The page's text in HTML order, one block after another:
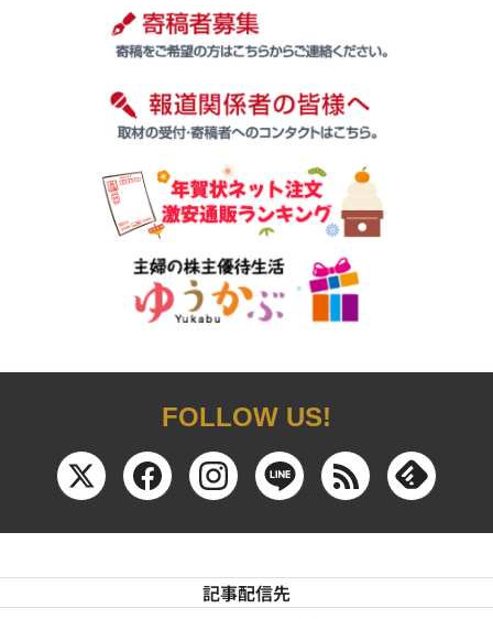
FOLLOW US!
記事配信先